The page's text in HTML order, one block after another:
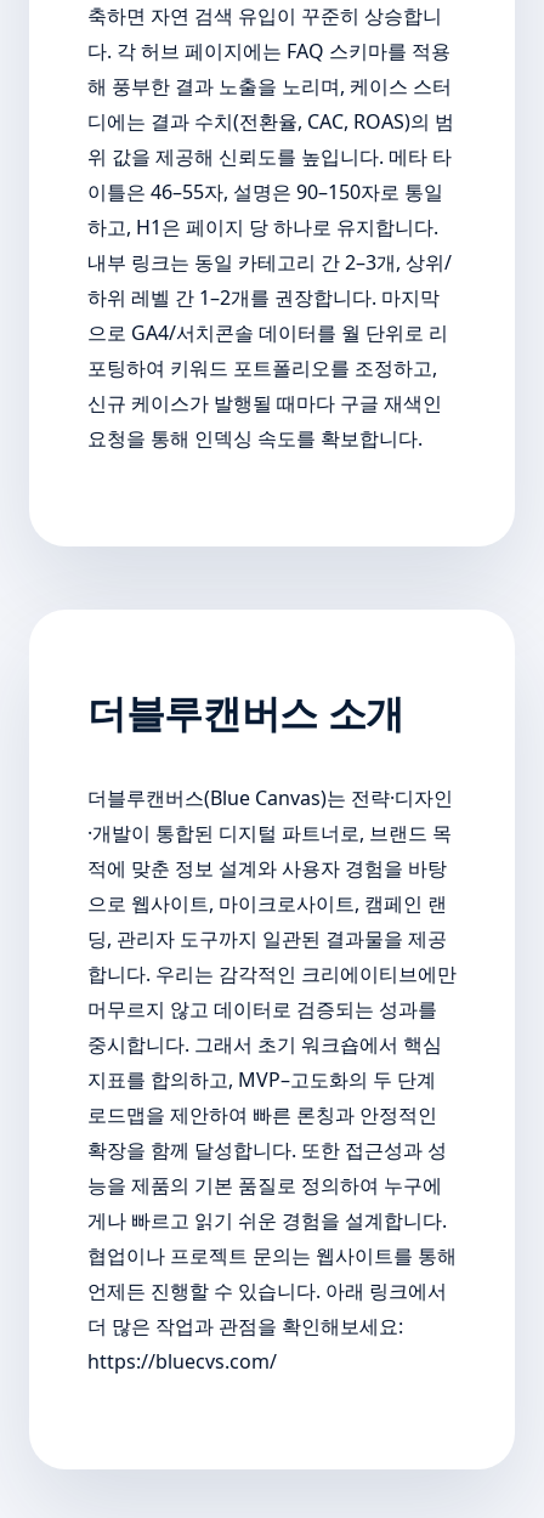
축하면 자연 검색 유입이 꾸준히 상승합니
다. 각 허브 페이지에는 FAQ 스키마를 적용
해 풍부한 결과 노출을 노리며, 케이스 스터
디에는 결과 수치(전환율, CAC, ROAS)의 범
위 값을 제공해 신뢰도를 높입니다. 메타 타
이틀은 46–55자, 설명은 90–150자로 통일
하고, H1은 페이지 당 하나로 유지합니다.
내부 링크는 동일 카테고리 간 2–3개, 상위/
하위 레벨 간 1–2개를 권장합니다. 마지막
으로 GA4/서치콘솔 데이터를 월 단위로 리
포팅하여 키워드 포트폴리오를 조정하고,
신규 케이스가 발행될 때마다 구글 재색인
요청을 통해 인덱싱 속도를 확보합니다.
더블루캔버스 소개
더블루캔버스(Blue Canvas)는 전략·디자인
·개발이 통합된 디지털 파트너로, 브랜드 목
적에 맞춘 정보 설계와 사용자 경험을 바탕
으로 웹사이트, 마이크로사이트, 캠페인 랜
딩, 관리자 도구까지 일관된 결과물을 제공
합니다. 우리는 감각적인 크리에이티브에만
머무르지 않고 데이터로 검증되는 성과를
중시합니다. 그래서 초기 워크숍에서 핵심
지표를 합의하고, MVP–고도화의 두 단계
로드맵을 제안하여 빠른 론칭과 안정적인
확장을 함께 달성합니다. 또한 접근성과 성
능을 제품의 기본 품질로 정의하여 누구에
게나 빠르고 읽기 쉬운 경험을 설계합니다.
협업이나 프로젝트 문의는 웹사이트를 통해
언제든 진행할 수 있습니다. 아래 링크에서
더 많은 작업과 관점을 확인해보세요:
https://bluecvs.com/